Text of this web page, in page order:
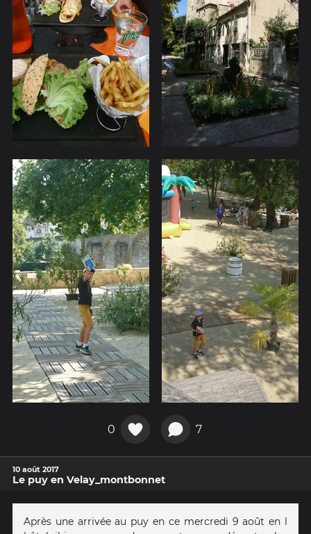
0 7
10 août 2017
Le puy en Velay_montbonnet
Après une arrivée au puy en ce mercredi 9 août en l